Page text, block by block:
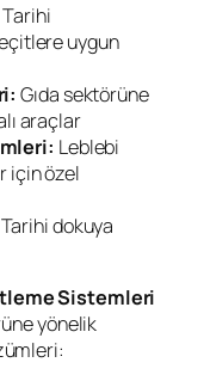
Tarihi
uygun
Gıda sektörüne
araçlar
Leblebi
için özel
Tarihi dokuya
Sistemleri
yönelik